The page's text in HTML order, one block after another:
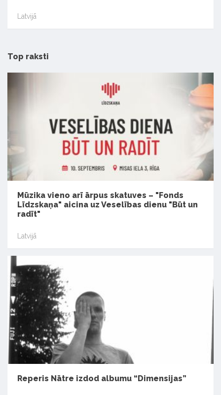
Latvijā
Top raksti
Mūzika vieno arī ārpus skatuves – "Fonds
Līdzskaņa" aicina uz Veselības dienu "Būt un
radīt"
Latvijā
Reperis Nātre izdod albumu “Dimensijas”